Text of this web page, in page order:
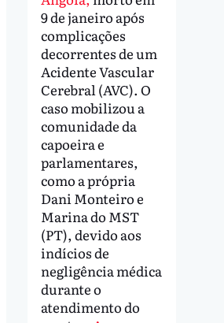
9 de janeiro após
complicações
decorrentes de um
Acidente Vascular
Cerebral (AVC). O
caso mobilizou a
comunidade da
capoeira e
parlamentares,
como a própria
Dani Monteiro e
Marina do MST
(PT), devido aos
indícios de
negligência médica
durante o
atendimento do